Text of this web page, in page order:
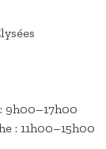
9h00–17h00
: 11h00–15h00